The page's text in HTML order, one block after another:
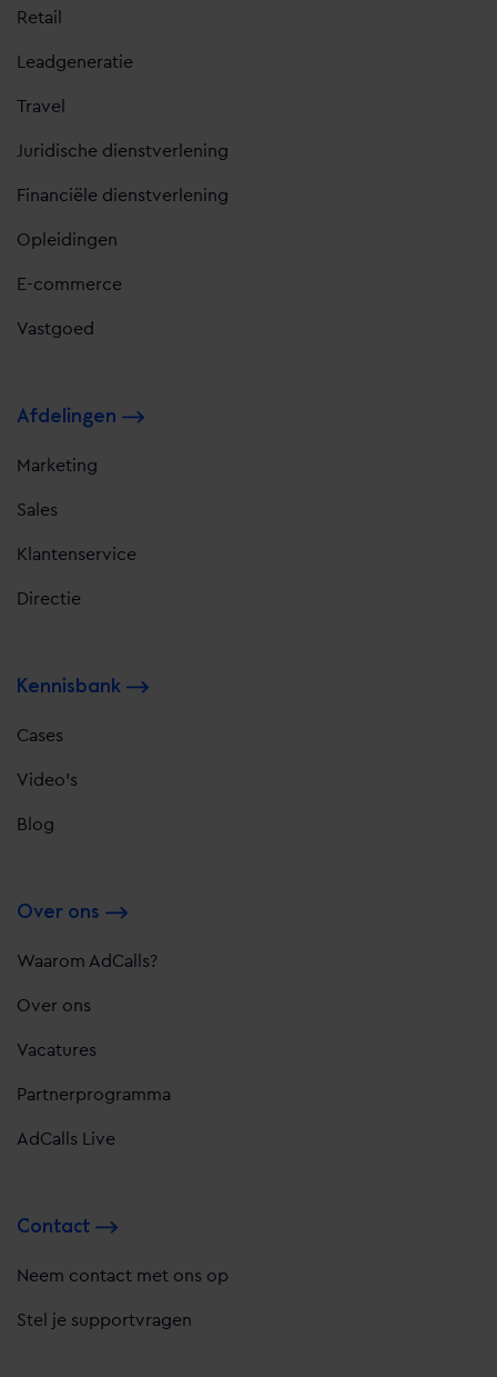
Retail
Leadgeneratie
Travel
Juridische dienstverlening
Financiële dienstverlening
Opleidingen
E-commerce
Vastgoed
Afdelingen
Marketing
Sales
Klantenservice
Directie
Kennisbank
Cases
Video's
Blog
Over ons
Waarom AdCalls?
Over ons
Vacatures
Partnerprogramma
AdCalls Live
Contact
Neem contact met ons op
Stel je supportvragen